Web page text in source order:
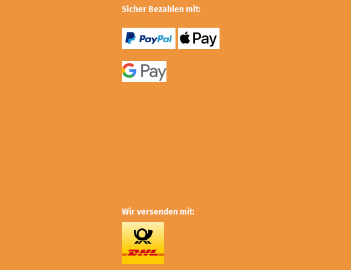
Sicher Bezahlen mit:
Wir versenden mit: